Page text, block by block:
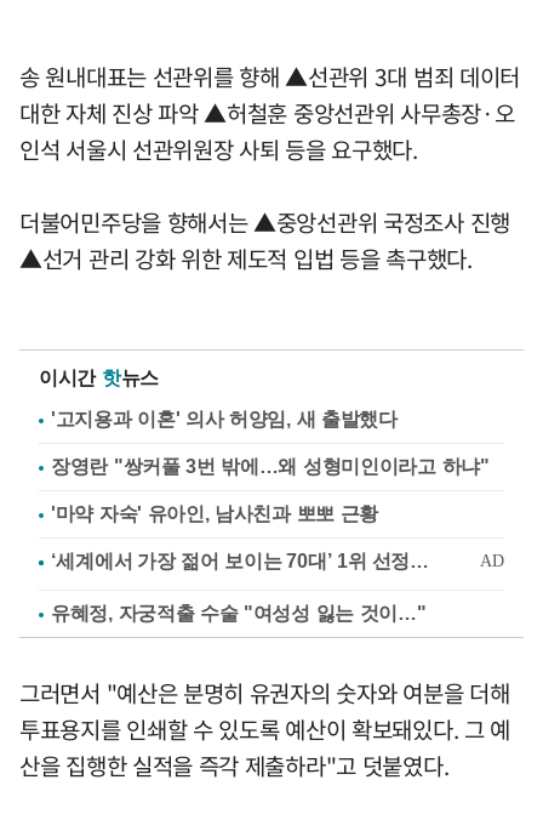
송 원내대표는 선관위를 향해 ▲선관위 3대 범죄 데이터
대한 자체 진상 파악 ▲허철훈 중앙선관위 사무총장·오
인석 서울시 선관위원장 사퇴 등을 요구했다.
더불어민주당을 향해서는 ▲중앙선관위 국정조사 진행
▲선거 관리 강화 위한 제도적 입법 등을 촉구했다.
이시간 핫뉴스
'고지용과 이혼' 의사 허양임, 새 출발했다
장영란 "쌍커풀 3번 밖에…왜 성형미인이라고 하냐"
'마약 자숙' 유아인, 남사친과 뽀뽀 근황
유혜정, 자궁적출 수술 "여성성 잃는 것이…"
그러면서 "예산은 분명히 유권자의 숫자와 여분을 더해
투표용지를 인쇄할 수 있도록 예산이 확보돼있다. 그 예
산을 집행한 실적을 즉각 제출하라"고 덧붙였다.